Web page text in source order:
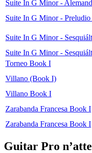
Suite In G Minor -
Suite In G Minor -
Suite In G Minor -
Suite In G Minor -
Torneo Book I
Villano (Book I)
Villano Book I
Zarabanda Francesa Book I
Zarabanda Francesa Book I
Guitar Pro